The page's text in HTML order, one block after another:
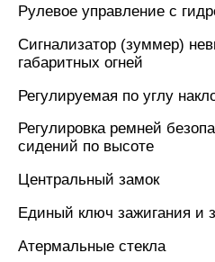
Рулевое управление с
Сигнализатор (зуммер)
габаритных огней
Регулируемая по углу
Регулировка ремней
сидений по высоте
Центральный замок
Единый ключ зажигания и
Атермальные стекла